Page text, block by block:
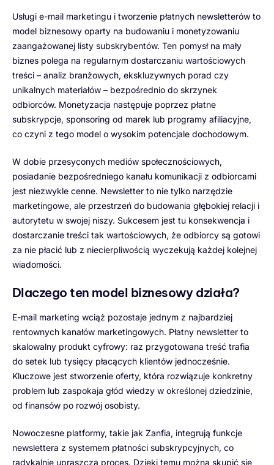
Usługi e-mail marketingu i tworzenie płatnych newsletterów to
model biznesowy oparty na budowaniu i monetyzowaniu
zaangażowanej listy subskrybentów. Ten pomysł na mały
biznes polega na regularnym dostarczaniu wartościowych
treści – analiz branżowych, ekskluzywnych porad czy
unikalnych materiałów – bezpośrednio do skrzynek
odbiorców. Monetyzacja następuje poprzez płatne
subskrypcje, sponsoring od marek lub programy afiliacyjne,
co czyni z tego model o wysokim potencjale dochodowym.
W dobie przesyconych mediów społecznościowych,
posiadanie bezpośredniego kanału komunikacji z odbiorcami
jest niezwykle cenne. Newsletter to nie tylko narzędzie
marketingowe, ale przestrzeń do budowania głębokiej relacji i
autorytetu w swojej niszy. Sukcesem jest tu konsekwencja i
dostarczanie treści tak wartościowych, że odbiorcy są gotowi
za nie płacić lub z niecierpliwością wyczekują każdej kolejnej
wiadomości.
Dlaczego ten model biznesowy działa?
E-mail marketing wciąż pozostaje jednym z najbardziej
rentownych kanałów marketingowych. Płatny newsletter to
skalowalny produkt cyfrowy: raz przygotowana treść trafia
do setek lub tysięcy płacących klientów jednocześnie.
Kluczowe jest stworzenie oferty, która rozwiązuje konkretny
problem lub zaspokaja głód wiedzy w określonej dziedzinie,
od finansów po rozwój osobisty.
Nowoczesne platformy, takie jak Zanfia, integrują funkcje
newslettera z systemem płatności subskrypcyjnych, co
radykalnie upraszcza proces. Dzięki temu można skupić się